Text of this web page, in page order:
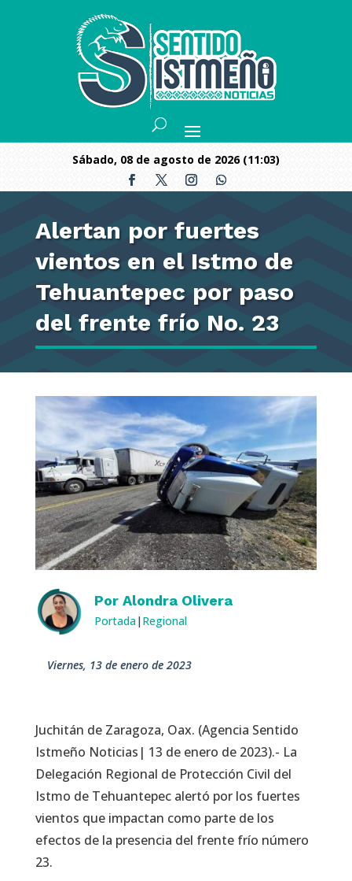
sábado, 08 de agosto de 2026 (11:03)
Alertan por fuertes
vientos en el Istmo de
Tehuantepec por paso
del frente frío No. 23
Por Alondra Olivera
Portada| Regional
viernes, 13 de enero de 2023
Juchitán de Zaragoza, Oax. (Agencia Sentido
Istmeño Noticias| 13 de enero de 2023).- La
Delegación Regional de Protección Civil del
Istmo de Tehuantepec alertó por los fuertes
vientos que impactan como parte de los
efectos de la presencia del frente frío número
23.